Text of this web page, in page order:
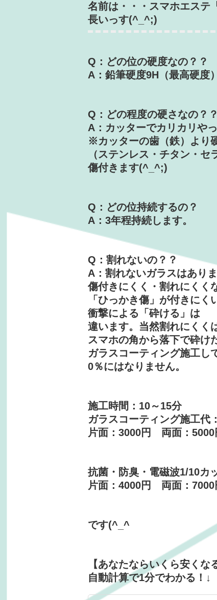
名前は・・・スマホエステ
長いっす(^_^;)
Q：どの位の硬度なの？？
A：鉛筆硬度9H（最高硬度）
Q：どの程度の硬さなの？？
A：カッターでカリカリや
※カッターの歯（鉄）より
（ステンレス・チタン・
傷付きます(^_^;)
Q：どの位持続するの？
A：3年程持続します。
Q：割れないの？？
A：割れないガラスはあり
傷付きにくく・割れにくく
「ひっかき傷」が付きにく
衝撃による「砕ける」は
違います。当然割れにくく
スマホの角から落下で砕け
ガラスコーティング施工し
0％にはなりません。
施工時間：10～15分
ガラスコーティング施工代：
片面：3000円 両面：5000
抗菌・防臭・電磁波1/10カ
片面：4000円 両面：7000
です(^_^
【あなたならいくら安くな
自動計算で1分でわかる！↓